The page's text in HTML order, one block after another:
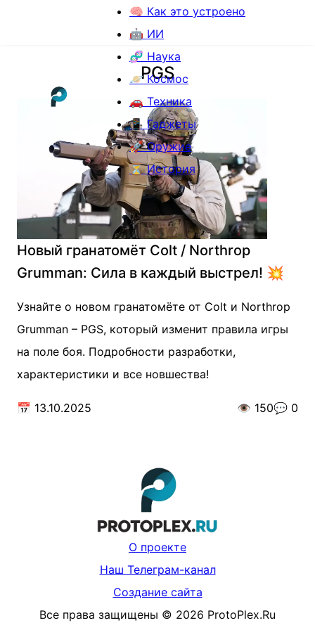
🧠 Как это устроено
🤖 ИИ
🧬 Наука
🪐 Космос
🚗 Техника
📱 Гаджеты
🚀 Оружие
⏳ История
PGS
Новый гранатомёт Colt / Northrop
Grumman: Сила в каждый выстрел! 💥
Узнайте о новом гранатомёте от Colt и Northrop
Grumman – PGS, который изменит правила игры
на поле боя. Подробности разработки,
характеристики и все новшества!
📅 13.10.2025 👁️ 150💬 0
О проекте
Наш Телеграм-канал
Создание сайта
Все права защищены © 2026 ProtoPlex.Ru